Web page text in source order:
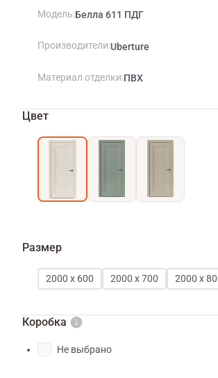
Модель Белла 611 ПДГ
Производители Uberture
Материал отделки ПВХ
Цвет
Размер
2000 х 600 2000 х 700 2000 х
Коробка
Не выбрано